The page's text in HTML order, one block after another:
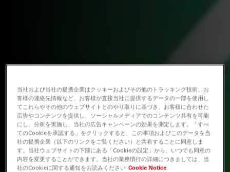
当社および当社の提携企業はクッキーおよびその他のトラッキング技術、お
客様の連絡先情報など、お客様が直接当社に提供するデータの一部を使用し
てこれらやその他のウェブサイトとのやり取りに基づき、お客様に合わせた
広告やコンテンツを提供し、ソーシャルメディアでのコンテンツ共有を可能
にし、分析を実施し、当社の広告キャンペーンの効果を測定します。「すべ
てのCookieを承認する」をクリックすると、この事項およびこのデータを当
社の提携企業（以下のリンクをご覧ください）と共有することに同意しま
す。当社ウェブサイトの下部にある「Cookieの設定」から、いつでも同意の
内容を変更することができます。当社の業務慣行の詳細につきましては、当
社のCookieに関する通知をお読みください Cookie Notice